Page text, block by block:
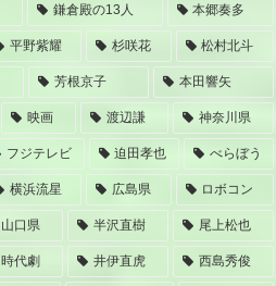
鎌倉殿の13人 本郷奏多
平野紫耀 杉咲花 松村北斗
芳根京子 本田響矢
映画 渡辺謙 神奈川県
フジテレビ 迫田孝也 べらぼう
横浜流星 広島県 ロボコン
山口県 半沢直樹 尾上松也
時代劇 井伊直虎 西島秀俊